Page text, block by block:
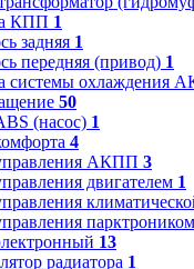
КПП 1
задняя 1
передняя (привод) 1
системы охлаждения
50
(насос) 1
4
АКПП 3
двигателем 1
парктроником
13
радиатора 1